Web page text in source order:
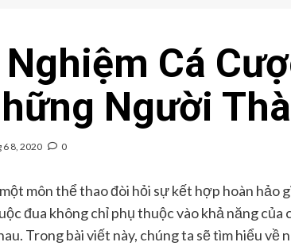
Cá
Người
6 8, 2020 0
môn thể thao đòi hỏi sự kết hợp hoàn
đua không chỉ phụ thuộc vào khả năng
Trong bài viết này, chúng ta sẽ tìm hiểu